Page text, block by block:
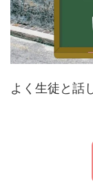
よく生徒と話